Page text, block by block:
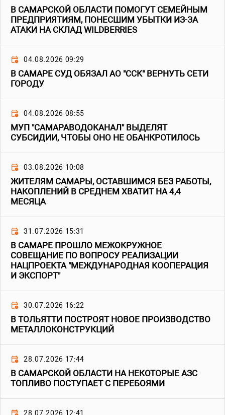
В САМАРСКОЙ ОБЛАСТИ ПОМОГУТ СЕМЕЙНЫМ
ПРЕДПРИЯТИЯМ, ПОНЕСШИМ УБЫТКИ ИЗ-ЗА
АТАКИ НА СКЛАД WILDBERRIES
04.08.2026 09:29
В САМАРЕ СУД ОБЯЗАЛ АО "ССК" ВЕРНУТЬ СЕТИ
ГОРОДУ
04.08.2026 08:55
МУП "САМАРАВОДОКАНАЛ" ВЫДЕЛЯТ
СУБСИДИИ, ЧТОБЫ ОНО НЕ ОБАНКРОТИЛОСЬ
03.08.2026 10:08
ЖИТЕЛЯМ САМАРЫ, ОСТАВШИМСЯ БЕЗ РАБОТЫ,
НАКОПЛЕНИЙ В СРЕДНЕМ ХВАТИТ НА 4,4
МЕСЯЦА
31.07.2026 15:31
В САМАРЕ ПРОШЛО МЕЖОКРУЖНОЕ
СОВЕЩАНИЕ ПО ВОПРОСУ РЕАЛИЗАЦИИ
НАЦПРОЕКТА "МЕЖДУНАРОДНАЯ КООПЕРАЦИЯ
И ЭКСПОРТ"
30.07.2026 16:22
В ТОЛЬЯТТИ ПОСТРОЯТ НОВОЕ ПРОИЗВОДСТВО
МЕТАЛЛОКОНСТРУКЦИЙ
28.07.2026 17:44
В САМАРСКОЙ ОБЛАСТИ НА НЕКОТОРЫЕ АЗС
ТОПЛИВО ПОСТУПАЕТ С ПЕРЕБОЯМИ
28.07.2026 12:41